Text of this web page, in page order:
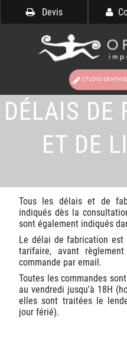
STUDIO
Devis
DÉLAIS DE
ET DE
Tous les délais et de
indiqués dès la
sont également indiqués
Le délai de fabrication est
tarifaire, avant
commande par email.
Toutes les commandes
au vendredi jusqu'à 18H
elles sont traitées le
jour férié).